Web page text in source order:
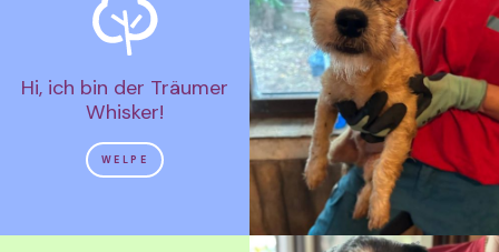
Hi, ich bin der Träumer
Whisker!
WELPE